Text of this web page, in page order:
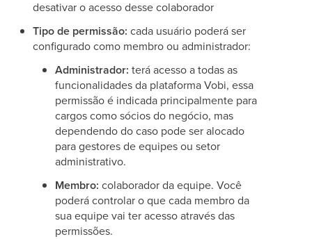
desativar o acesso desse colaborador
Tipo de permissão: cada usuário poderá ser
configurado como membro ou administrador:
Administrador: terá acesso a todas as
funcionalidades da plataforma Vobi, essa
permissão é indicada principalmente para
cargos como sócios do negócio, mas
dependendo do caso pode ser alocado
para gestores de equipes ou setor
administrativo.
Membro: colaborador da equipe. Você
poderá controlar o que cada membro da
sua equipe vai ter acesso através das
permissões.